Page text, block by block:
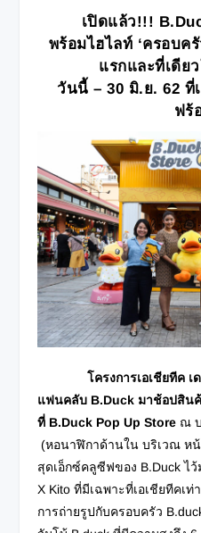
เปิดแล้ว!!!
พร้อมไฮไลท์ ‘ครอบค
แรกและที่เดีย
วันนี้ – 30 มิ.ย. 62 ที่
ฟร้
โครงการเอเชียทีค เดอ
แฟนคลับ B.Duck มาช้อปสิน
ที่ B.Duck Pop Up Store ณ
(หอนาฬิกาด้านใน บริเวณ ห
สุดเอ็กซ์คลูซีฟของ B.Duck ไ
X Kito ที่มีเฉพาะที่เอเชียทีคเ
การถ่ายรูป​กับครอบครัว